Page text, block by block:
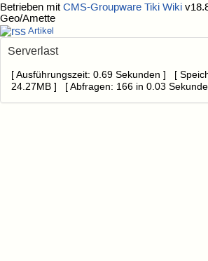
Betrieben mit CMS-Groupware Tiki Wiki
Geo/Amette
Artikel
Serverlast
[ Ausführungszeit: 0.69 Sekunden ] [
24.27MB ] [ Abfragen: 166 in 0.03